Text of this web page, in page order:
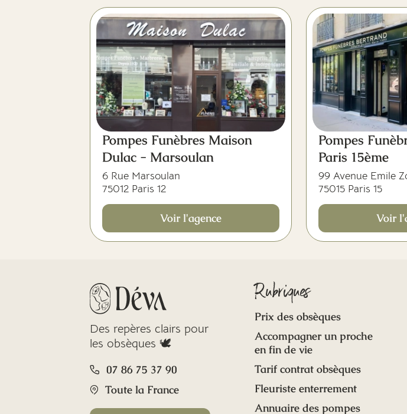
Pompes Funèbres Maison
Dulac - Marsoulan
6 Rue Marsoulan
75012 Paris 12
Voir l'agence
Pompes
Paris 15ème
99 Avenue Emile
75015 Paris 15
Voir
Des repères clairs pour
les obsèques 🕊️
07 86 75 37 90
Toute la France
Rubriques
Prix des obsèques
Accompagner un proche
en fin de vie
Tarif contrat obsèques
Fleuriste enterrement
Annuaire des pompes